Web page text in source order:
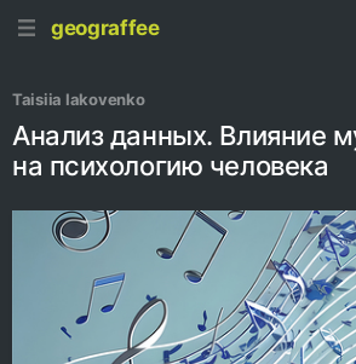
geograffee
Taisiia Iakovenko
Анализ данных. Влияние
на психологию человека